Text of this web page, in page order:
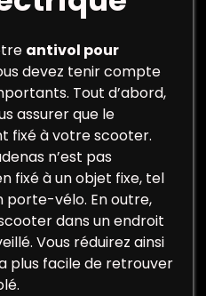
antivol pour
devez tenir compte
Tout d’abord,
assurer que le
fixé à votre scooter.
n’est pas
fixé à un objet fixe, tel
porte-vélo. En outre,
dans un endroit
Vous réduirez ainsi
plus facile de retrouver